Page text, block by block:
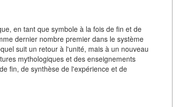
en tant que symbole à la fois de fin et de
dernier nombre premier dans le système
suit un retour à l'unité, mais à un nouveau
mythologiques et des enseignements
fin, de synthèse de l'expérience et de